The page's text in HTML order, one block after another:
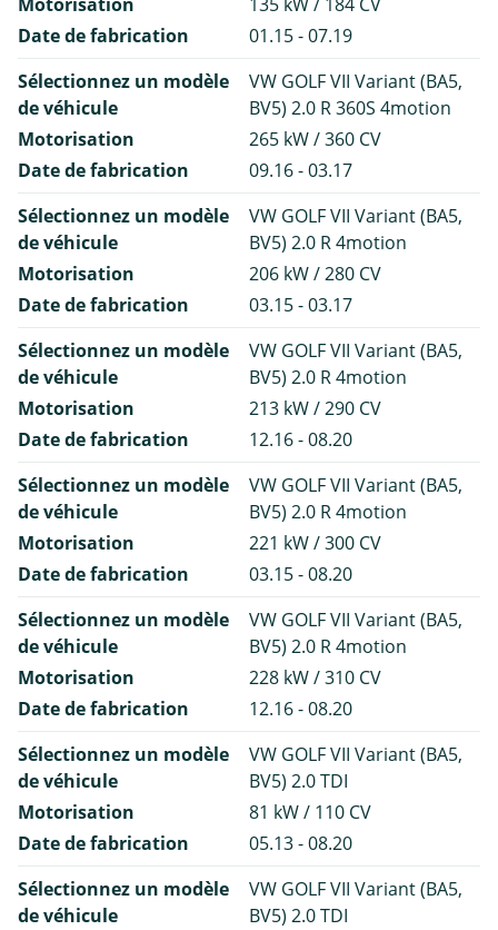
Date de fabrication
01.15 - 07.19
Sélectionnez un modèle
de véhicule
VW GOLF VII Variant (BA5,
BV5) 2.0 R 360S 4motion
Motorisation
265 kW / 360 CV
Date de fabrication
09.16 - 03.17
Sélectionnez un modèle
de véhicule
VW GOLF VII Variant (BA5,
BV5) 2.0 R 4motion
Motorisation
206 kW / 280 CV
Date de fabrication
03.15 - 03.17
Sélectionnez un modèle
de véhicule
VW GOLF VII Variant (BA5,
BV5) 2.0 R 4motion
Motorisation
213 kW / 290 CV
Date de fabrication
12.16 - 08.20
Sélectionnez un modèle
de véhicule
VW GOLF VII Variant (BA5,
BV5) 2.0 R 4motion
Motorisation
221 kW / 300 CV
Date de fabrication
03.15 - 08.20
Sélectionnez un modèle
de véhicule
VW GOLF VII Variant (BA5,
BV5) 2.0 R 4motion
Motorisation
228 kW / 310 CV
Date de fabrication
12.16 - 08.20
Sélectionnez un modèle
de véhicule
VW GOLF VII Variant (BA5,
BV5) 2.0 TDI
Motorisation
81 kW / 110 CV
Date de fabrication
05.13 - 08.20
Sélectionnez un modèle
de véhicule
VW GOLF VII Variant (BA5,
BV5) 2.0 TDI